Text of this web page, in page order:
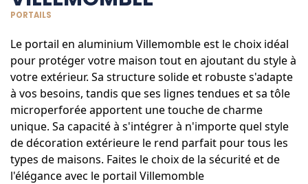
PORTAILS
Le portail en aluminium Villemomble est le choix idéal
pour protéger votre maison tout en ajoutant du style à
votre extérieur. Sa structure solide et robuste s'adapte
à vos besoins, tandis que ses lignes tendues et sa tôle
microperforée apportent une touche de charme
unique. Sa capacité à s'intégrer à n'importe quel style
de décoration extérieure le rend parfait pour tous les
types de maisons. Faites le choix de la sécurité et de
l'élégance avec le portail Villemomble